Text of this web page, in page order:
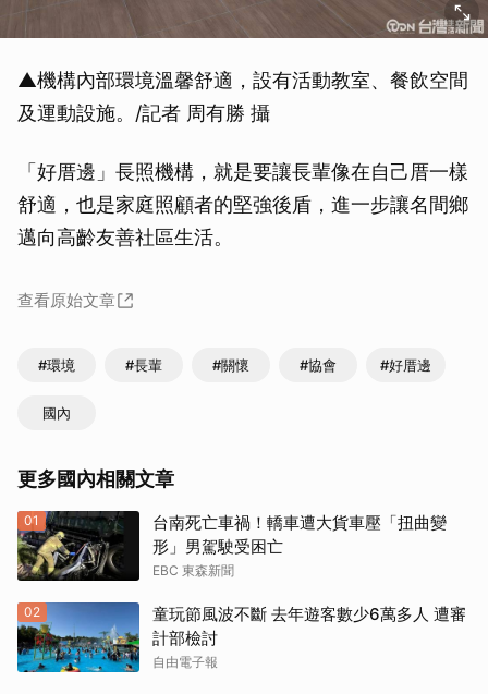
▲機構內部環境溫馨舒適，設有活動教室、餐飲空間
及運動設施。/記者 周有勝 攝
「好厝邊」長照機構，就是要讓長輩像在自己厝一樣
舒適，也是家庭照顧者的堅強後盾，進一步讓名間鄉
邁向高齡友善社區生活。
查看原始文章
#環境 #長輩 #關懷 #協會 #好厝邊
國內
更多國內相關文章
01
台南死亡車禍！轎車遭大貨車壓「扭曲變
形」男駕駛受困亡
EBC 東森新聞
02
童玩節風波不斷 去年遊客數少6萬多人 遭審
計部檢討
自由電子報